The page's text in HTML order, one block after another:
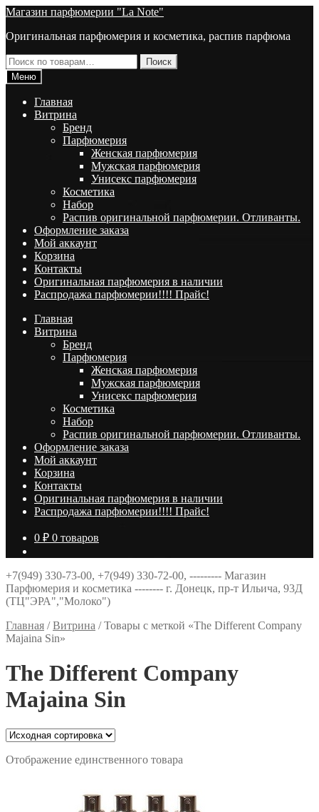
Перейти
навигации
Перейти
содержимому
Магазин парфюмерии "La Note"
Оригинальная парфюмерия и косметика, распив парфюма
Искать:
Поиск
Меню
Главная
Витрина
Брeнд
Парфюмерия
Женская парфюмерия
Мужская парфюмерия
Унисекс парфюмерия
Косметика
Набор
Распив оригинальной парфюмерии. Отливанты.
Оформление заказа
Мой аккаунт
Корзина
Контакты
Оригинальная парфюмерия в наличии
Распродажа парфюмерии!!!! Прайс!
Главная
Витрина
Брeнд
Парфюмерия
Женская парфюмерия
Мужская парфюмерия
Унисекс парфюмерия
Косметика
Набор
Распив оригинальной парфюмерии. Отливанты.
Оформление заказа
Мой аккаунт
Корзина
Контакты
Оригинальная парфюмерия в наличии
Распродажа парфюмерии!!!! Прайс!
0 ₽ 0 товаров
+7(949) 330-73-00, +7(949) 330-72-00, --------- Магазин
Парфюмерия и косметика -------- г. Донецк, пр-т Ильича, 93Д
(ТЦ"ЭРА","Молоко")
Главная /Витрина /Товары с меткой «The Different Company
Majaina Sin»
The Different Company
Majaina Sin
Отображение единственного товара